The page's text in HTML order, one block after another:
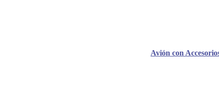
Avión con